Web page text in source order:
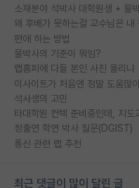
소재분야 석박사 대학원생 + 물
편애 하는 방법
물박사의 기준이 뭐임?
랩홈피에 다들 본인 사진 올리냐
이사이트가 처음엔 정말 도움많
석사생의 고민
정출연 학연 박사 질문(DGIST)
통신 관련 랩 추천
최근 댓글이 많이 달린 글